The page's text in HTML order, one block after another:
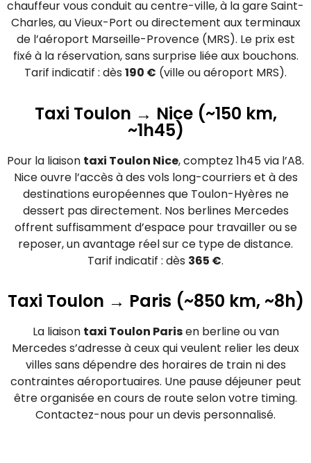
chauffeur vous conduit au centre-ville, à la gare Saint-
Charles, au Vieux-Port ou directement aux terminaux
de l’aéroport Marseille-Provence (MRS). Le prix est
fixé à la réservation, sans surprise liée aux bouchons.
Tarif indicatif : dès 190 € (ville ou aéroport MRS).
Taxi Toulon → Nice (~150 km,
~1h45)
Pour la liaison taxi Toulon Nice, comptez 1h45 via l’A8.
Nice ouvre l’accès à des vols long-courriers et à des
destinations européennes que Toulon-Hyères ne
dessert pas directement. Nos berlines Mercedes
offrent suffisamment d’espace pour travailler ou se
reposer, un avantage réel sur ce type de distance.
Tarif indicatif : dès 365 €.
Taxi Toulon → Paris (~850 km, ~8h)
La liaison taxi Toulon Parisen berline ou van
Mercedes s’adresse à ceux qui veulent relier les deux
villes sans dépendre des horaires de train ni des
contraintes aéroportuaires. Une pause déjeuner peut
être organisée en cours de route selon votre timing.
Contactez-nous pour un devis personnalisé.